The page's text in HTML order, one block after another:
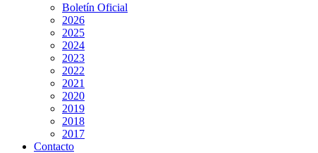
Boletín Oficial
2026
2025
2024
2023
2022
2021
2020
2019
2018
2017
Contacto